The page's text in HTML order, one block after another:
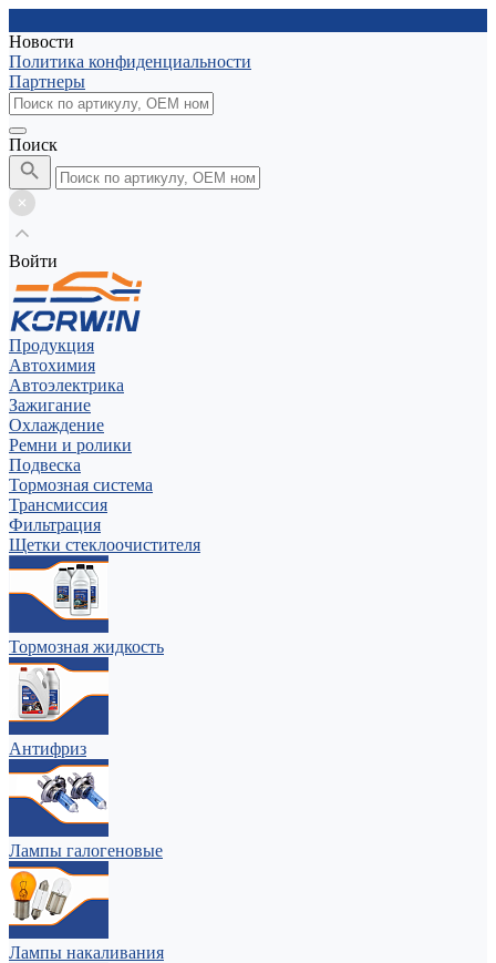
Новости
Политика конфиденциальности
Партнеры
Поиск
Войти
Продукция
Автохимия
Автоэлектрика
Зажигание
Охлаждение
Ремни и ролики
Подвеска
Тормозная система
Трансмиссия
Фильтрация
Щетки стеклоочистителя
Тормозная жидкость
Антифриз
Лампы галогеновые
Лампы накаливания